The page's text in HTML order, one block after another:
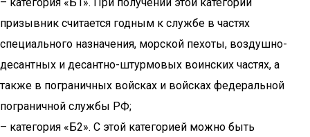
призывник считается годным к службе в частях
специального назначения, морской пехоты, воздушно-
десантных и десантно-штурмовых воинских частях, а
также в пограничных войсках и войсках федеральной
пограничной службы РФ;
– категория «Б2». С этой категорией можно быть